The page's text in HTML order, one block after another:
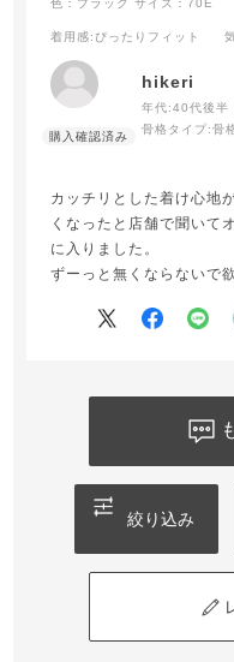
着用感:ぴったりフィット
hikeri
年代:40代後半
骨格タイプ:骨
カッチリとした着け心地
くなったと店舗で聞いて
に入りました。
ずーっと無くならないで
絞り込み